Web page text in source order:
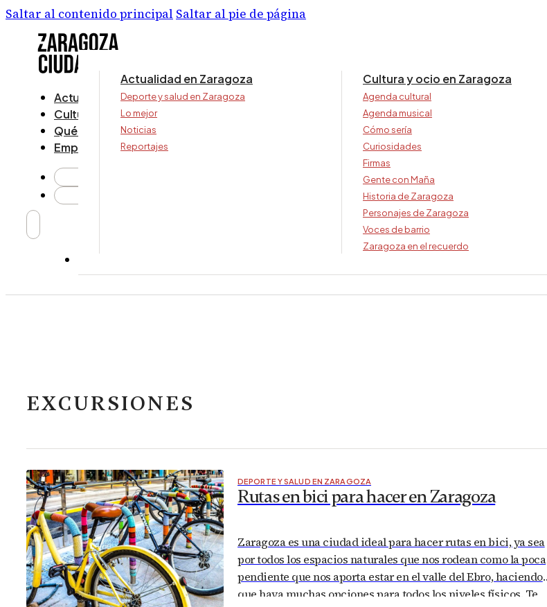
Saltar al contenido principal Saltar al pie de página
Actualidad
Cultura y ocio
Qué ver y hacer
Empresa
Actualidad en Zaragoza
Deporte y salud en Zaragoza
Lo mejor
Noticias
Reportajes
Cultura y ocio en Zaragoza
Agenda cultural
Agenda musical
Cómo sería
Curiosidades
Firmas
Gente con Maña
Historia de Zaragoza
Personajes de Zaragoza
Voces de barrio
Zaragoza en el recuerdo
EXCURSIONES
DEPORTE Y SALUD EN ZARAGOZA
Rutas en bici para hacer en Zaragoza
Zaragoza es una ciudad ideal para hacer rutas en bici, ya sea
por todos los espacios naturales que nos rodean como la poca
pendiente que nos aporta estar en el valle del Ebro, haciendo
que haya muchas opciones para todos los niveles físicos. Te